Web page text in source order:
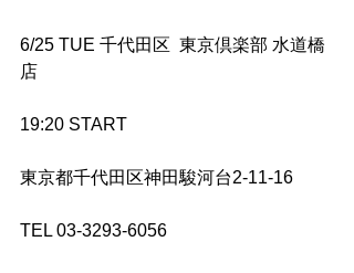
6/25 TUE 千代田区  東京倶楽部 水道橋
店
19:20 START
東京都千代田区神田駿河台2-11-16
TEL 03-3293-6056